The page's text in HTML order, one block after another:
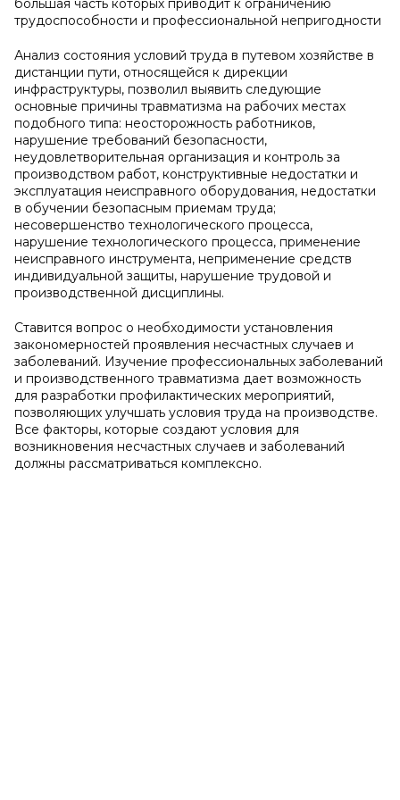
большая часть которых приводит к ограничению
трудоспособности и профессиональной непригодности
Анализ состояния условий труда в путевом хозяйстве в
дистанции пути, относящейся к дирекции
инфраструктуры, позволил выявить следующие
основные причины травматизма на рабочих местах
подобного типа: неосторожность работников,
нарушение требований безопасности,
неудовлетворительная организация и контроль за
производством работ, конструктивные недостатки и
эксплуатация неисправного оборудования, недостатки
в обучении безопасным приемам труда;
несовершенство технологического процесса,
нарушение технологического процесса, применение
неисправного инструмента, неприменение средств
индивидуальной защиты, нарушение трудовой и
производственной дисциплины.
Ставится вопрос о необходимости установления
закономерностей проявления несчастных случаев и
заболеваний. Изучение профессиональных заболеваний
и производственного травматизма дает возможность
для разработки профилактических мероприятий,
позволяющих улучшать условия труда на производстве.
Все факторы, которые создают условия для
возникновения несчастных случаев и заболеваний
должны рассматриваться комплексно.